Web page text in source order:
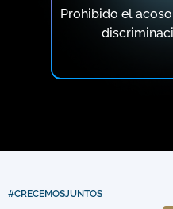
Prohibido el
#CRECEMOSJUNTOS